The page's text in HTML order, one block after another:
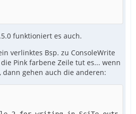
funktioniert es auch.
verlinktes Bsp. zu ConsoleWrite
Pink farbene Zeile tut es... wenn
dann gehen auch die anderen: